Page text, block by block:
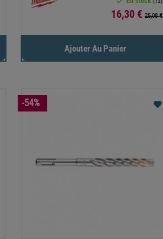
Prix
16,30 € 25,08 €
Ajouter Au Panier
favorite
-54%